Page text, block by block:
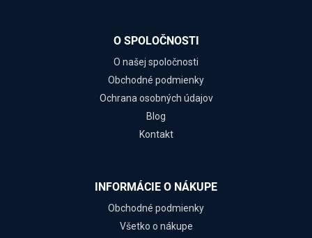
O SPOLOČNOSTI
O našej spoločnosti
Obchodné podmienky
Ochrana osobných údajov
Blog
Kontakt
INFORMÁCIE O NÁKUPE
Obchodné podmienky
Všetko o nákupe